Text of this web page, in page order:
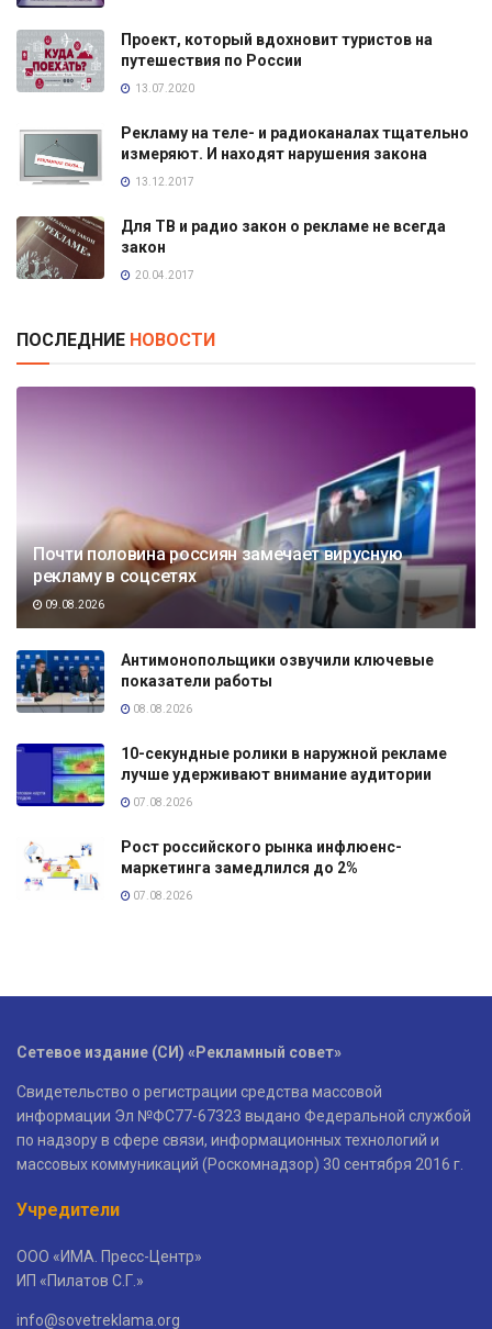
Проект, который вдохновит туристов на
путешествия по России
13.07.2020
Рекламу на теле- и радиоканалах тщательно
измеряют. И находят нарушения закона
13.12.2017
Для ТВ и радио закон о рекламе не всегда
закон
20.04.2017
ПОСЛЕДНИЕ НОВОСТИ
Почти половина россиян замечает вирусную
рекламу в соцсетях
09.08.2026
Антимонопольщики озвучили ключевые
показатели работы
08.08.2026
10-секундные ролики в наружной рекламе
лучше удерживают внимание аудитории
07.08.2026
Рост российского рынка инфлюенс-
маркетинга замедлился до 2%
07.08.2026
Сетевое издание (СИ) «Рекламный совет»
Свидетельство о регистрации средства массовой
информации Эл №ФС77-67323 выдано Федеральной службой
по надзору в сфере связи, информационных технологий и
массовых коммуникаций (Роскомнадзор) 30 сентября 2016 г.
Учредители
ООО «ИМА. Пресс-Центр»
ИП «Пилатов С.Г.»
info@sovetreklama.org